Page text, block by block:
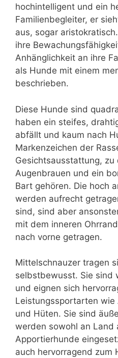
hochintelligent und ein
Familienbegleiter, er
aus, sogar
ihre
Anhänglichkeit an ihre
als Hunde mit einem
beschrieben.
Diese Hunde sind
haben ein steifes,
abfällt und kaum nach
Markenzeichen der
Gesichtsausstattung, zu
Augenbrauen und ein
Bart gehören. Die hoch
werden aufrecht
sind, sind aber
mit dem inneren
nach vorne getragen.
Mittelschnauzer tragen
selbstbewusst. Sie sind
und eignen sich
Leistungssportarten
und Hüten. Sie sind
werden sowohl an Land
Apportierhunde
auch hervorragend zum